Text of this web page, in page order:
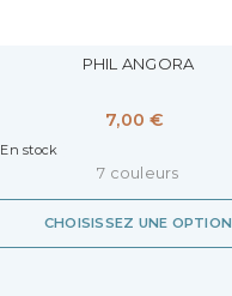
PHIL ANGORA
7,00 €
En stock
7 couleurs
CHOISISSEZ UNE OPTION